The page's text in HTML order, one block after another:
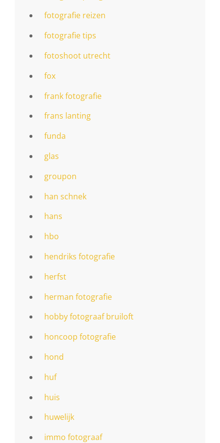
fotografie reizen
fotografie tips
fotoshoot utrecht
fox
frank fotografie
frans lanting
funda
glas
groupon
han schnek
hans
hbo
hendriks fotografie
herfst
herman fotografie
hobby fotograaf bruiloft
honcoop fotografie
hond
huf
huis
huwelijk
immo fotograaf